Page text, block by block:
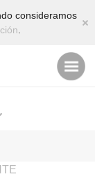
consideramos